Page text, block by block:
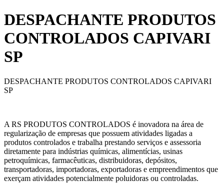
DESPACHANTE PRODUTOS
CONTROLADOS CAPIVARI
SP
DESPACHANTE PRODUTOS CONTROLADOS CAPIVARI
SP
A RS PRODUTOS CONTROLADOS é inovadora na área de
regularização de empresas que possuem atividades ligadas a
produtos controlados e trabalha prestando serviços e assessoria
diretamente para indústrias químicas, alimentícias, usinas
petroquímicas, farmacêuticas, distribuidoras, depósitos,
transportadoras, importadoras, exportadoras e empreendimentos que
exerçam atividades potencialmente poluidoras ou controladas.